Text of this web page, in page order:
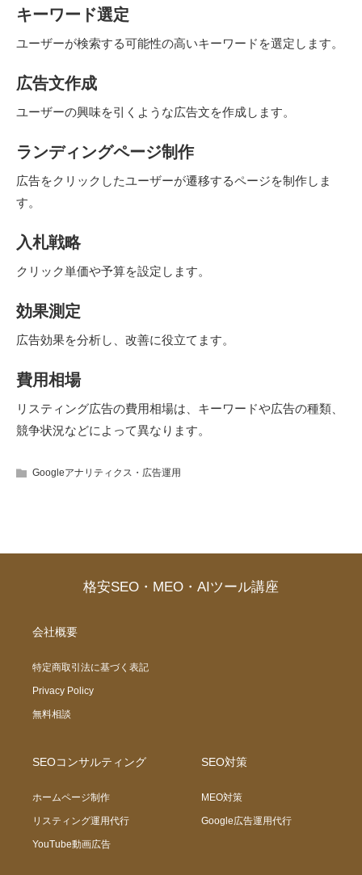
キーワード選定
ユーザーが検索する可能性の高いキーワードを選定します。
広告文作成
ユーザーの興味を引くような広告文を作成します。
ランディングページ制作
広告をクリックしたユーザーが遷移するページを制作しま
す。
入札戦略
クリック単価や予算を設定します。
効果測定
広告効果を分析し、改善に役立てます。
費用相場
リスティング広告の費用相場は、キーワードや広告の種類、
競争状況などによって異なります。
Googleアナリティクス・広告運用
格安SEO・MEO・AIツール講座
会社概要
特定商取引法に基づく表記
Privacy Policy
無料相談
SEOコンサルティング
ホームページ制作
リスティング運用代行
YouTube動画広告
SEO対策
MEO対策
Google広告運用代行